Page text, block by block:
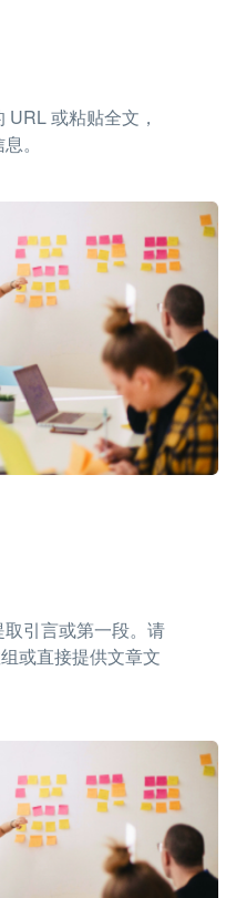
或粘贴全文，
。
引言或第一段。请
或直接提供文章文